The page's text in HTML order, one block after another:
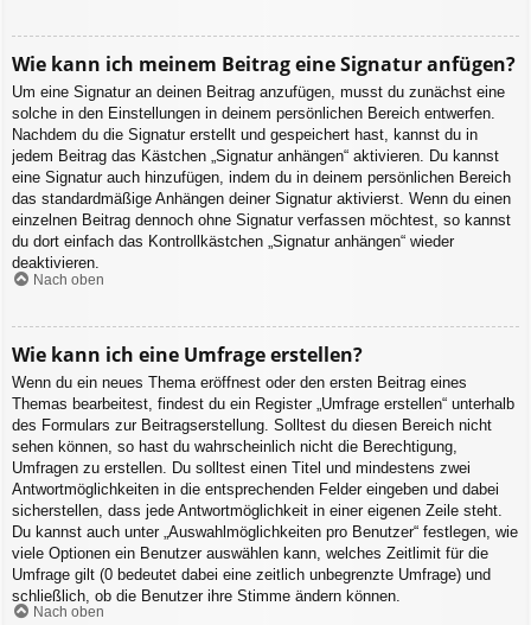
Wie kann ich meinem Beitrag eine Signatur anfügen?
Um eine Signatur an deinen Beitrag anzufügen, musst du zunächst eine
solche in den Einstellungen in deinem persönlichen Bereich entwerfen.
Nachdem du die Signatur erstellt und gespeichert hast, kannst du in
jedem Beitrag das Kästchen „Signatur anhängen“ aktivieren. Du kannst
eine Signatur auch hinzufügen, indem du in deinem persönlichen Bereich
das standardmäßige Anhängen deiner Signatur aktivierst. Wenn du einen
einzelnen Beitrag dennoch ohne Signatur verfassen möchtest, so kannst
du dort einfach das Kontrollkästchen „Signatur anhängen“ wieder
deaktivieren.
Nach oben
Wie kann ich eine Umfrage erstellen?
Wenn du ein neues Thema eröffnest oder den ersten Beitrag eines
Themas bearbeitest, findest du ein Register „Umfrage erstellen“ unterhalb
des Formulars zur Beitragserstellung. Solltest du diesen Bereich nicht
sehen können, so hast du wahrscheinlich nicht die Berechtigung,
Umfragen zu erstellen. Du solltest einen Titel und mindestens zwei
Antwortmöglichkeiten in die entsprechenden Felder eingeben und dabei
sicherstellen, dass jede Antwortmöglichkeit in einer eigenen Zeile steht.
Du kannst auch unter „Auswahlmöglichkeiten pro Benutzer“ festlegen, wie
viele Optionen ein Benutzer auswählen kann, welches Zeitlimit für die
Umfrage gilt (0 bedeutet dabei eine zeitlich unbegrenzte Umfrage) und
schließlich, ob die Benutzer ihre Stimme ändern können.
Nach oben